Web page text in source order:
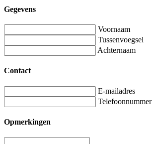
Gegevens
Voornaam
Tussenvoegsel
Achternaam
Contact
E-mailadres
Telefoonnummer
Opmerkingen